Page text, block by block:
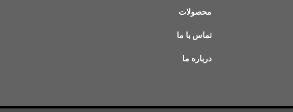
محصولات
تماس با ما
درباره ما